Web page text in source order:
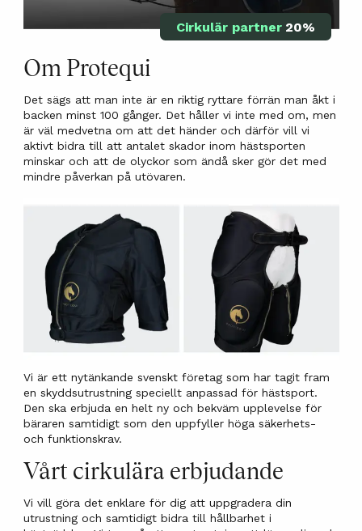
Cirkulär partner 20%
Om Protequi
Det sägs att man inte är en riktig ryttare förrän man åkt i
backen minst 100 gånger. Det håller vi inte med om, men
är väl medvetna om att det händer och därför vill vi
aktivt bidra till att antalet skador inom hästsporten
minskar och att de olyckor som ändå sker gör det med
mindre påverkan på utövaren.
Vi är ett nytänkande svenskt företag som har tagit fram
en skyddsutrustning speciellt anpassad för hästsport.
Den ska erbjuda en helt ny och bekväm upplevelse för
bäraren samtidigt som den uppfyller höga säkerhets-
och funktionskrav.
Vårt cirkulära erbjudande
Vi vill göra det enklare för dig att uppgradera din
utrustning och samtidigt bidra till hållbarhet i